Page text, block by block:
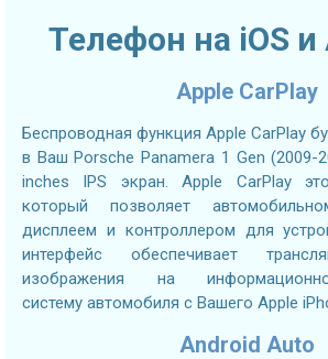
Телефон на iOS
Apple CarPlay
Беспроводная функция Apple CarPlay
в Ваш Porsche Panamera 1 Gen (2009-
inches IPS экран. Apple CarPlay
который позволяет
дисплеем и контроллером для
интерфейс обеспечивает
изображения на информационно-
систему автомобиля с Вашего Apple
Android Auto